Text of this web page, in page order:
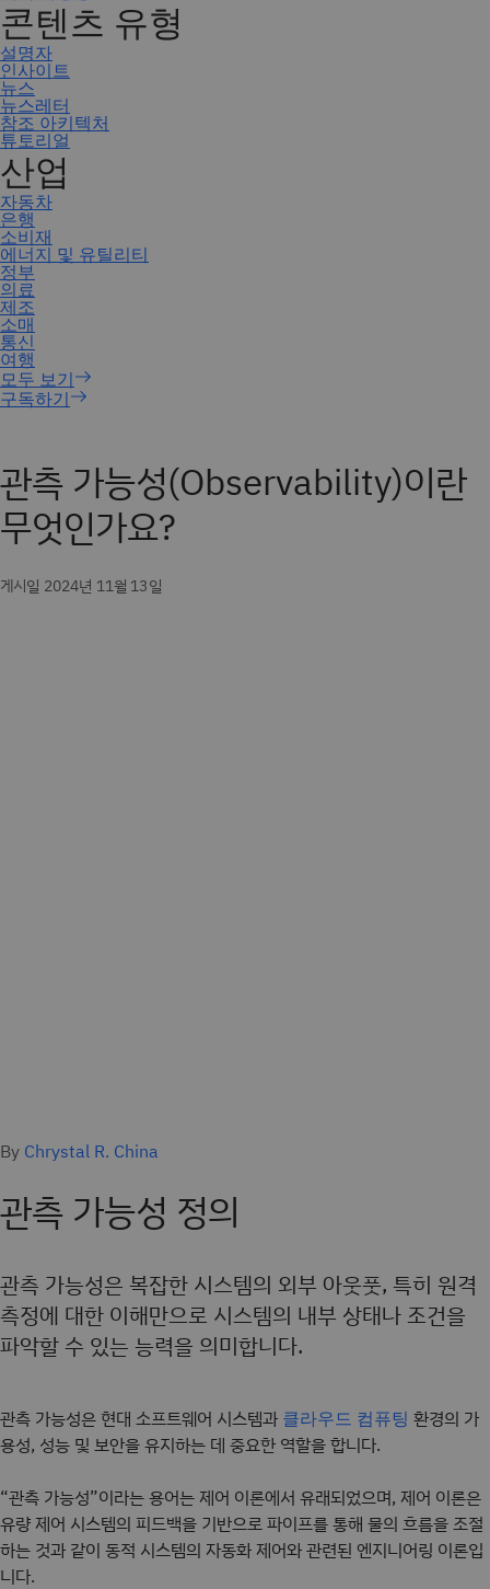
구독하기
관측 가능성(Observability)이란
무엇인가요?
게시일 2024년 11월 13일
By Chrystal R. China
관측 가능성 정의
관측 가능성은 복잡한 시스템의 외부 아웃풋, 특히 원격
측정에 대한 이해만으로 시스템의 내부 상태나 조건을
파악할 수 있는 능력을 의미합니다.
관측 가능성은 현대 소프트웨어 시스템과 클라우드 컴퓨팅 환경의 가
용성, 성능 및 보안을 유지하는 데 중요한 역할을 합니다.
“관측 가능성”이라는 용어는 제어 이론에서 유래되었으며, 제어 이론은
유량 제어 시스템의 피드백을 기반으로 파이프를 통해 물의 흐름을 조절
하는 것과 같이 동적 시스템의 자동화 제어와 관련된 엔지니어링 이론입
니다.